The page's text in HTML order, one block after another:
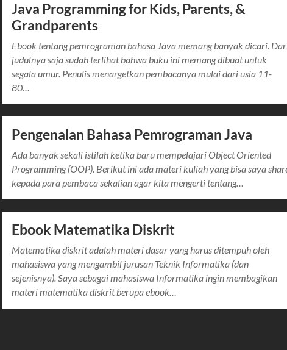
Java Programming for Kids, Parents, &
Grandparents
Ebook tentang pemrograman bahasa Java memang banyak dicari.
judulnya saja sudah terlihat bahwa buku ini memang dibuat untuk
segala umur. Penulis menargetkan pembacanya mulai dari usia 11-
80…
Pengenalan Bahasa Pemrograman Java
Ada banyak sekali istilah ketika baru mempelajari Object Oriented
Programming (OOP). Berikut ini ada materi kuliah yang bisa saya
kepada para pembaca sekalian agar kita mengerti tentang…
Ebook Matematika Diskrit
Matematika diskrit adalah materi dasar yang harus ditempuh oleh
mahasiswa yang mengambil jurusan Teknik Informatika (dan
sejenisnya). Saya sebagai mahasiswa Informatika ingin membagikan
materi matematika diskrit berupa ebook…